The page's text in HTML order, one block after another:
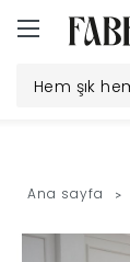
Paketi
Ana sayfa